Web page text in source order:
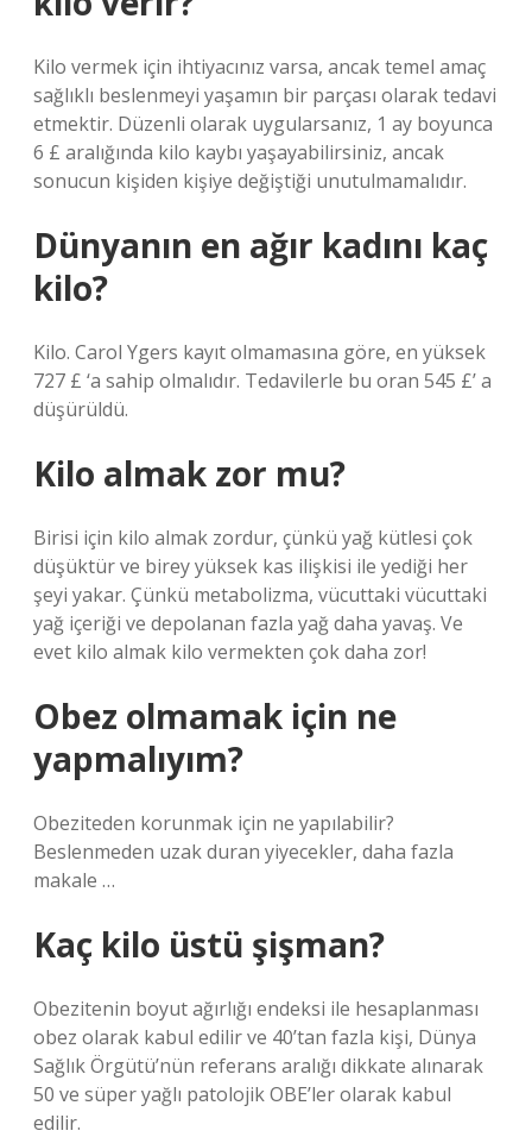
Kilo vermek için ihtiyacınız varsa, ancak temel amaç
sağlıklı beslenmeyi yaşamın bir parçası olarak tedavi
etmektir. Düzenli olarak uygularsanız, 1 ay boyunca
6 £ aralığında kilo kaybı yaşayabilirsiniz, ancak
sonucun kişiden kişiye değiştiği unutulmamalıdır.
Dünyanın en ağır kadını kaç
kilo?
Kilo. Carol Ygers kayıt olmamasına göre, en yüksek
727 £ ‘a sahip olmalıdır. Tedavilerle bu oran 545 £’ a
düşürüldü.
Kilo almak zor mu?
Birisi için kilo almak zordur, çünkü yağ kütlesi çok
düşüktür ve birey yüksek kas ilişkisi ile yediği her
şeyi yakar. Çünkü metabolizma, vücuttaki vücuttaki
yağ içeriği ve depolanan fazla yağ daha yavaş. Ve
evet kilo almak kilo vermekten çok daha zor!
Obez olmamak için ne
yapmalıyım?
Obeziteden korunmak için ne yapılabilir?
Beslenmeden uzak duran yiyecekler, daha fazla
makale …
Kaç kilo üstü şişman?
Obezitenin boyut ağırlığı endeksi ile hesaplanması
obez olarak kabul edilir ve 40’tan fazla kişi, Dünya
Sağlık Örgütü’nün referans aralığı dikkate alınarak
50 ve süper yağlı patolojik OBE’ler olarak kabul
edilir.